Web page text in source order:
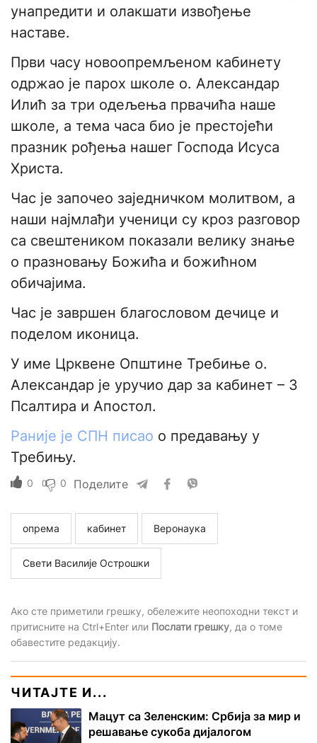
унапредити и олакшати извођење
наставе.
Први часу новоопремљеном кабинету
одржао је парох школе о. Александар
Илић за три одељења првачића наше
школе, а тема часа био је престојећи
празник рођења нашег Господа Исуса
Христа.
Час је започео заједничком молитвом, а
наши најмлађи ученици су кроз разговор
са свештеником показали велику знање
о празновању Божића и божићном
обичајима.
Час је завршен благословом дечице и
поделом иконица.
У име Црквене Општине Требиње о.
Александар је уручио дар за кабинет – 3
Псалтира и Апостол.
Раније је СПН писао о предавању у
Требињу.
0 0 Поделите
опрема кабинет Веронаука
Свети Василије Острошки
Ако сте приметили грешку, обележите неопоходни текст и
притисните на Ctrl+Enter или Послати грешку, да о томе
обавестите редакцију.
ЧИТАЈТЕ И...
Мацут са Зеленским: Србија за мир и
решавање сукоба дијалогом